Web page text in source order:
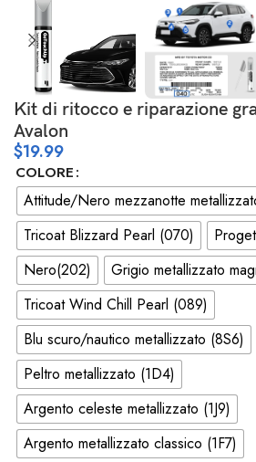
Kit di ritocco e riparazione
Avalon
$19.99
COLORE
Attitude/Nero mezzanotte
Tricoat Blizzard Pearl (070)
Nero(202)
Grigio metallizzato
Tricoat Wind Chill Pearl (089)
Blu scuro/nautico metallizzato (8S6)
Peltro metallizzato (1D4)
Argento celeste metallizzato (1J9)
Argento metallizzato classico (1F7)